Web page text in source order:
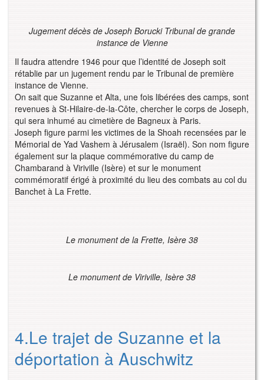
Jugement décès de Joseph Borucki Tribunal de grande
instance de Vienne
Il faudra attendre 1946 pour que l’identité de Joseph soit
rétablie par un jugement rendu par le Tribunal de première
instance de Vienne.
On sait que Suzanne et Alta, une fois libérées des camps, sont
revenues à St-Hilaire-de-la-Côte, chercher le corps de Joseph,
qui sera inhumé au cimetière de Bagneux à Paris.
Joseph figure parmi les victimes de la Shoah recensées par le
Mémorial de Yad Vashem à Jérusalem (Israël). Son nom figure
également sur la plaque commémorative du camp de
Chambarand à Viriville (Isère) et sur le monument
commémoratif érigé à proximité du lieu des combats au col du
Banchet à La Frette.
Le monument de la Frette, Isère 38
Le monument de Viriville, Isère 38
4.Le trajet de Suzanne et la
déportation à Auschwitz